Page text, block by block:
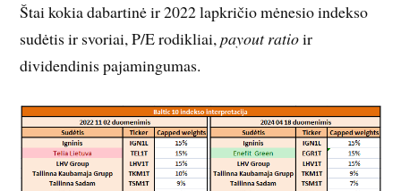
Štai kokia dabartinė ir 2022 lapkričio mėnesio indekso
sudėtis ir svoriai, P/E rodikliai,payout ratioir
dividendinis pajamingumas.